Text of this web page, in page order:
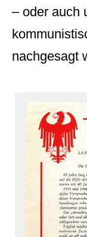
– oder auch
nachgesagt